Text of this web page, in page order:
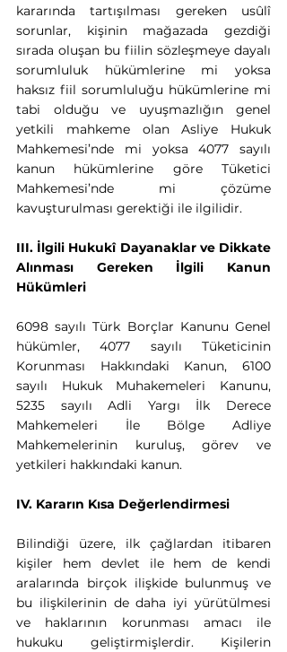
kararında tartışılması gereken usûlî
sorunlar, kişinin mağazada gezdiği
sırada oluşan bu fiilin sözleşmeye dayalı
sorumluluk hükümlerine mi yoksa
haksız fiil sorumluluğu hükümlerine mi
tabi olduğu ve uyuşmazlığın genel
yetkili mahkeme olan Asliye Hukuk
Mahkemesi’nde mi yoksa 4077 sayılı
kanun hükümlerine göre Tüketici
Mahkemesi’nde mi çözüme
kavuşturulması gerektiği ile ilgilidir.
III. İlgili Hukukî Dayanaklar ve Dikkate
Alınması Gereken İlgili Kanun
Hükümleri
6098 sayılı Türk Borçlar Kanunu Genel
hükümler, 4077 sayılı Tüketicinin
Korunması Hakkındaki Kanun, 6100
sayılı Hukuk Muhakemeleri Kanunu,
5235 sayılı Adli Yargı İlk Derece
Mahkemeleri İle Bölge Adliye
Mahkemelerinin kuruluş, görev ve
yetkileri hakkındaki kanun.
IV. Kararın Kısa Değerlendirmesi
Bilindiği üzere, ilk çağlardan itibaren
kişiler hem devlet ile hem de kendi
aralarında birçok ilişkide bulunmuş ve
bu ilişkilerinin de daha iyi yürütülmesi
ve haklarının korunması amacı ile
hukuku geliştirmişlerdir. Kişilerin